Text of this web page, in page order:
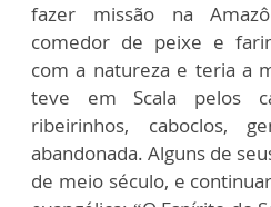
fazer missão na
comedor de peixe e
com a natureza e teria a
teve em Scala pelos
ribeirinhos, caboclos,
abandonada. Alguns de
de meio século, e